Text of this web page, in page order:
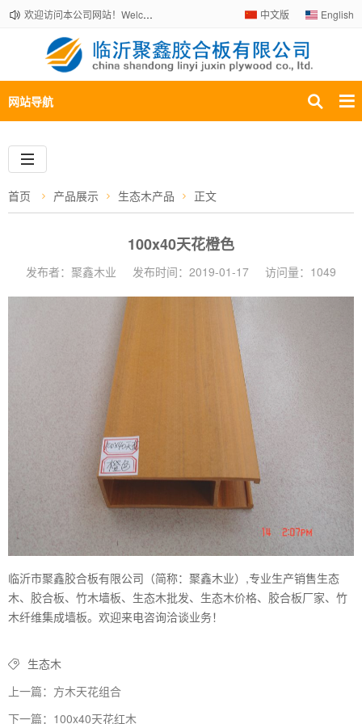
欢迎访问本公司网站！Welcome to our company website! 中文版 English
网站导航
首页 产品展示 生态木产品 正文
100x40天花橙色
发布者：聚鑫木业 发布时间：2019-01-17 访问量：1049
临沂市聚鑫胶合板有限公司（简称：聚鑫木业）,专业生产销售生态
木、胶合板、竹木墙板、生态木批发、生态木价格、胶合板厂家、竹
木纤维集成墙板。欢迎来电咨询洽谈业务！
生态木
上一篇：方木天花组合
下一篇：100x40天花红木